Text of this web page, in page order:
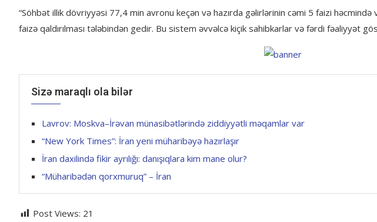
“Söhbət illik dövriyyəsi 77,4 min avronu keçən və hazırda gəlirlərinin cəmi 5 faizi
faizə qaldırılması tələbindən gedir. Bu sistem əvvəlcə kiçik sahibkarlar və fərdi fəaliyyət
Sizə maraqlı ola bilər
Lavrov: Moskva–İrəvan münasibətlərində ziddiyyətli məqamlar var
“New York Times”: İran yeni müharibəyə hazırlaşır
İran daxilində fikir ayrılığı: danışıqlara kim mane olur?
“Müharibədən qorxmuruq” – İran
Post Views: 21